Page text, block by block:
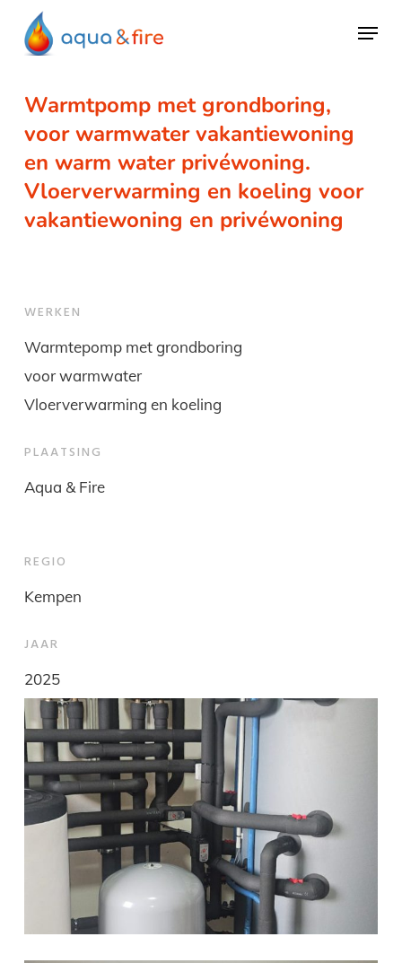
content
Menu
Warmtpomp met grondboring,
voor warmwater vakantiewoning
en warm water privéwoning.
Vloerverwarming en koeling voor
vakantiewoning en privéwoning
WERKEN
Warmtepomp met grondboring
voor warmwater
Vloerverwarming en koeling
PLAATSING
Aqua & Fire
REGIO
Kempen
JAAR
2025